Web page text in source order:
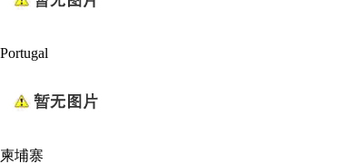
Portugal
柬埔寨